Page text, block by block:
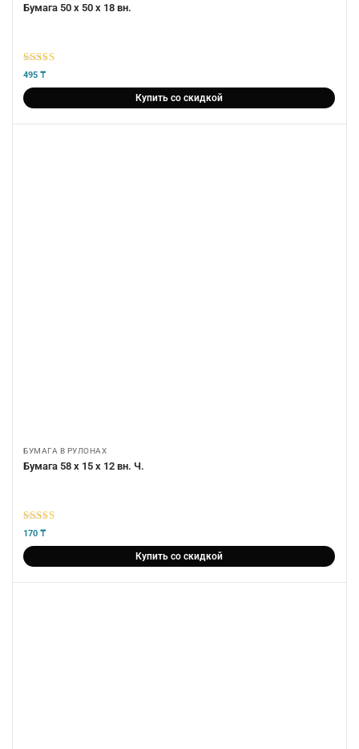
Бумага 50 х 50 х 18 вн.
5из 5
495 ₸
Купить со скидкой
БУМАГА В РУЛОНАХ
Бумага 58 х 15 х 12 вн. Ч.
5из 5
170 ₸
Купить со скидкой